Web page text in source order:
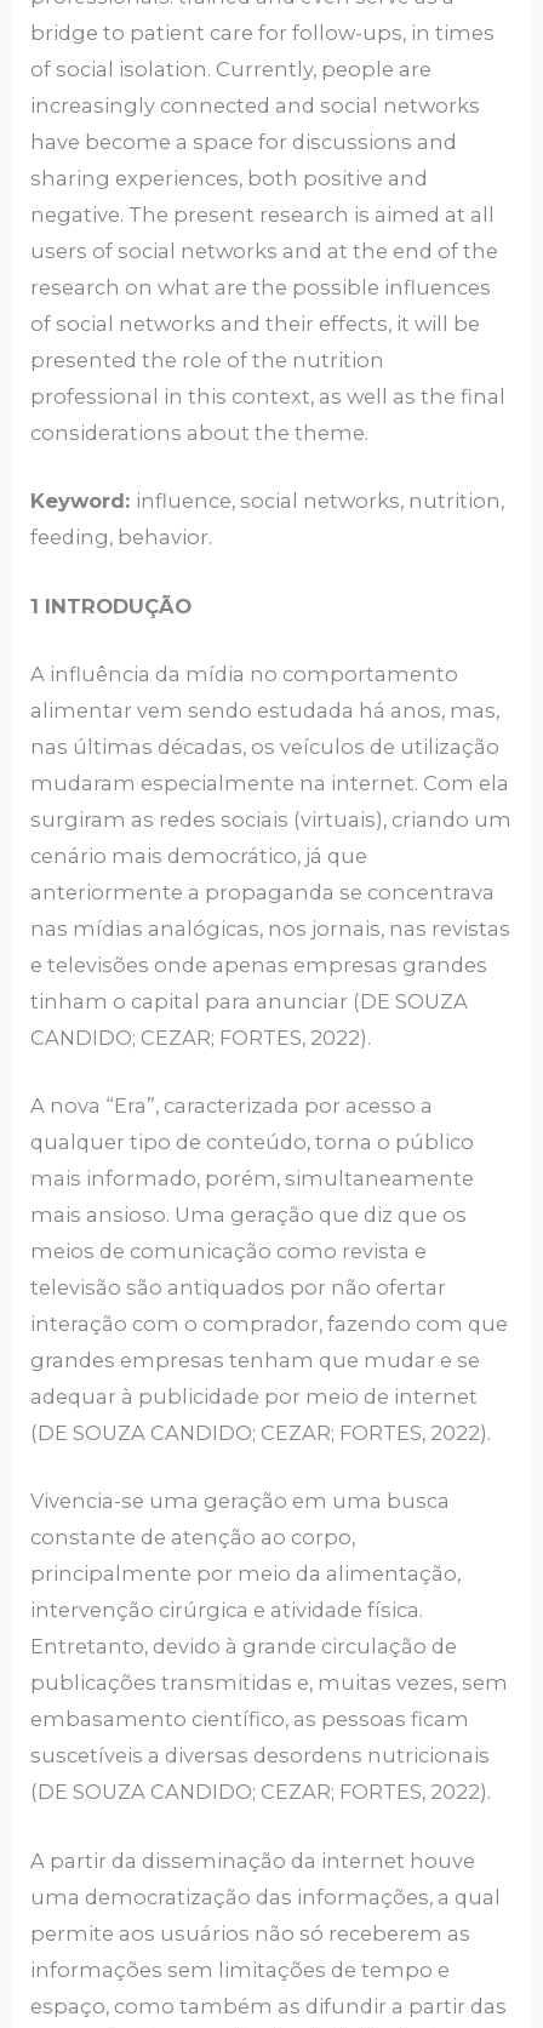
bridge to patient care for follow-ups, in times
of social isolation. Currently, people are
increasingly connected and social networks
have become a space for discussions and
sharing experiences, both positive and
negative. The present research is aimed at all
users of social networks and at the end of the
research on what are the possible influences
of social networks and their effects, it will be
presented the role of the nutrition
professional in this context, as well as the final
considerations about the theme.
Keyword: influence, social networks, nutrition,
feeding, behavior.
1 INTRODUÇÃO
A influência da mídia no comportamento
alimentar vem sendo estudada há anos, mas,
nas últimas décadas, os veículos de utilização
mudaram especialmente na internet. Com ela
surgiram as redes sociais (virtuais), criando um
cenário mais democrático, já que
anteriormente a propaganda se concentrava
nas mídias analógicas, nos jornais, nas revistas
e televisões onde apenas empresas grandes
tinham o capital para anunciar (DE SOUZA
CANDIDO; CEZAR; FORTES, 2022).
A nova “Era”, caracterizada por acesso a
qualquer tipo de conteúdo, torna o público
mais informado, porém, simultaneamente
mais ansioso. Uma geração que diz que os
meios de comunicação como revista e
televisão são antiquados por não ofertar
interação com o comprador, fazendo com que
grandes empresas tenham que mudar e se
adequar à publicidade por meio de internet
(DE SOUZA CANDIDO; CEZAR; FORTES, 2022).
Vivencia-se uma geração em uma busca
constante de atenção ao corpo,
principalmente por meio da alimentação,
intervenção cirúrgica e atividade física.
Entretanto, devido à grande circulação de
publicações transmitidas e, muitas vezes, sem
embasamento científico, as pessoas ficam
suscetíveis a diversas desordens nutricionais
(DE SOUZA CANDIDO; CEZAR; FORTES, 2022).
A partir da disseminação da internet houve
uma democratização das informações, a qual
permite aos usuários não só receberem as
informações sem limitações de tempo e
espaço, como também as difundir a partir das